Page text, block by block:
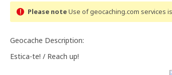
Please noteUse of geocaching.com services
Geocache Description:
Estica-te! / Reach up!